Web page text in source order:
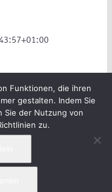
Datenschutzerklärung
Funktionen, die ihren
gestalten. Indem Sie
Sie der Nutzung von
zu.